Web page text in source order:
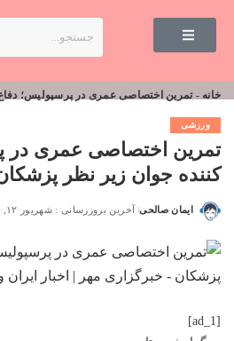
خانه -تمرین اختصاصی عمری در پرسپولیس؛ دفاع
ورزشی
تمرین اختصاصی عمری در
کننده جوان زیر نظر
ایمان صالحی آخرین بروزرسانی : شهریور ۱۲, ۱۴۰۴
[ad_1]